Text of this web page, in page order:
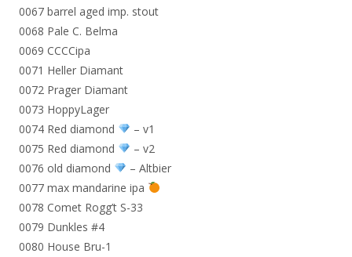
0067 barrel aged imp. stout
0068 Pale C. Belma
0069 CCCCipa
0071 Heller Diamant
0072 Prager Diamant
0073 HoppyLager
0074 Red diamond
– v1
0075 Red diamond
– v2
0076 old diamond
– Altbier
0077 max mandarine ipa
0078 Comet Rogg’t S-33
0079 Dunkles #4
0080 House Bru-1